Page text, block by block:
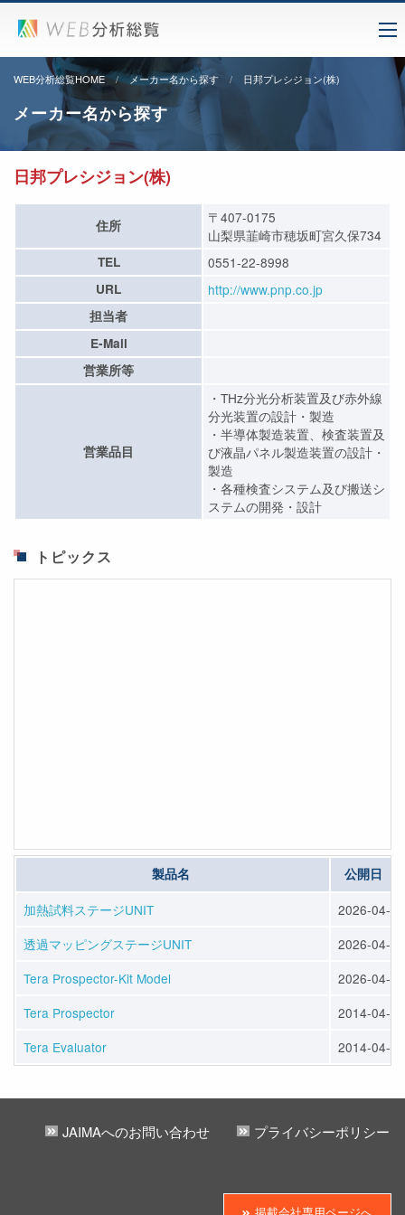
WEB分析総覧HOME メーカー名から探す 日邦プレシジョン(株)
メーカー名から探す
日邦プレシジョン(株)
住所
〒407-0175
山梨県韮崎市穂坂町宮久保734
TEL 0551-22-8998
URL http://www.pnp.co.jp
担当者
E-Mail
営業所等
営業品目
・THz分光分析装置及び赤外線
分光装置の設計・製造
・半導体製造装置、検査装置及
び液晶パネル製造装置の設計・
製造
・各種検査システム及び搬送シ
ステムの開発・設計
トピックス
製品名 公開日
加熱試料ステージUNIT
2026-04-10
透過マッピングステージUNIT
2026-04-10
Tera Prospector-Kit Model
2026-04-10
Tera Prospector
2014-04-04
Tera Evaluator
2014-04-04
JAIMAへのお問い合わせ プライバシーポリシー